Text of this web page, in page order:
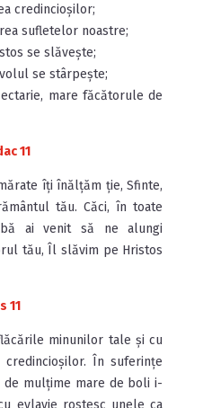
credincioșilor;
sufletelor noastre;
se slăvește;
se stârpește;
mare făcătorule de
11
îți înălțăm ție, Sfinte,
tău. Căci, în toate
ai venit să ne alungi
tău, Îl slăvim pe Hristos
11
minunilor tale și cu
În suferințe
mulțime mare de boli i-
evlavie rostesc unele ca